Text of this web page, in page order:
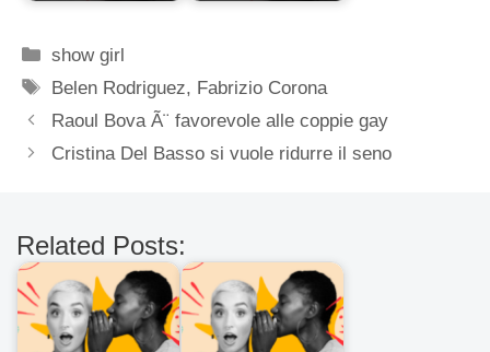
Categorie
show girl
Tag
Belen Rodriguez, Fabrizio Corona
Raoul Bova Ã¨ favorevole alle coppie gay
Cristina Del Basso si vuole ridurre il seno
Related Posts: